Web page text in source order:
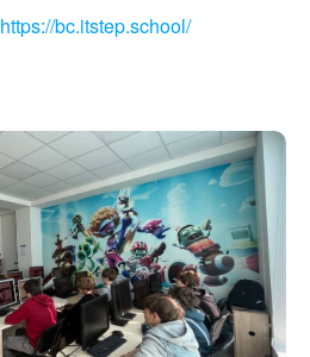
https://bc.itstep.school/